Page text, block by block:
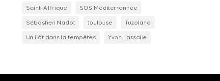
Saint-Affrique
SOS Méditerrannée
Sébastien Nadot
toulouse
Tuzolana
Un ilôt dans la tempêtes
Yvon Lassalle